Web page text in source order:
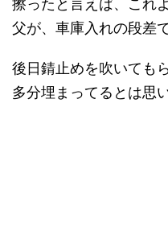
擦ったと言えば、これ
父が、車庫入れの段差
後日錆止めを吹いても
多分埋まってるとは思